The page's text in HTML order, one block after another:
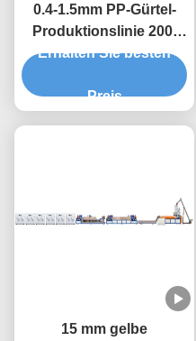
0.4-1.5mm PP-Gürtel-
Produktionslinie 200-
300 KG/h 5-19mm
Erhalten Sie besten
Preis
15 mm gelbe